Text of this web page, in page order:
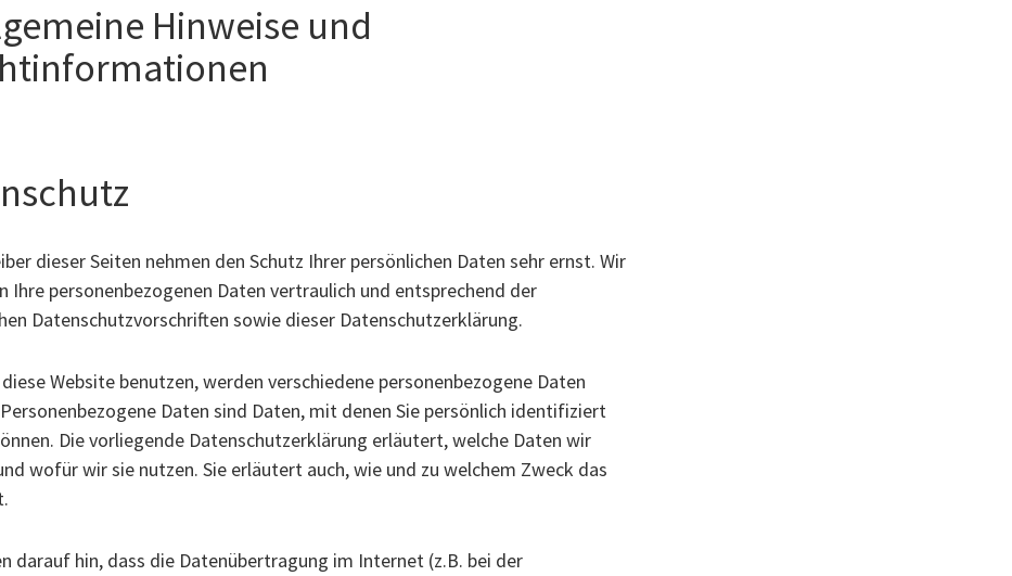
Hinweise und
dieser Seiten nehmen den Schutz Ihrer persönlichen Daten sehr ernst. Wir
Ihre personenbezogenen Daten vertraulich und entsprechend der
Datenschutzvorschriften sowie dieser Datenschutzerklärung.
diese Website benutzen, werden verschiedene personenbezogene Daten
Daten sind Daten, mit denen Sie persönlich identifiziert
Die vorliegende Datenschutzerklärung erläutert, welche Daten wir
wofür wir sie nutzen. Sie erläutert auch, wie und zu welchem Zweck das
darauf hin, dass die Datenübertragung im Internet (z.B. bei der